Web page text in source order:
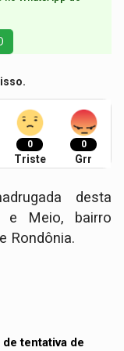
0
Triste
0
Grr
desta
e Meio, bairro
Rondônia.
tentativa de